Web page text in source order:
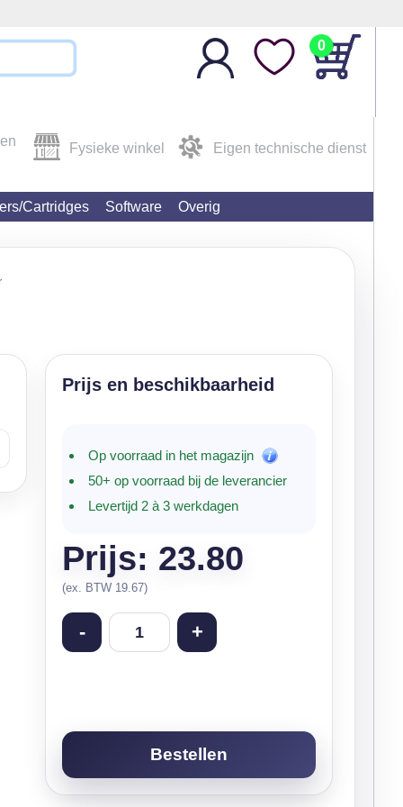
0
Fysieke winkel Eigen technische dienst
Cartridges Software Overig
Op voorraad in het magazijn
50+ op voorraad bij de leverancier
Levertijd 2 à 3 werkdagen
Prijs: 23.80
(ex. BTW 19.67)
- +
Bestellen